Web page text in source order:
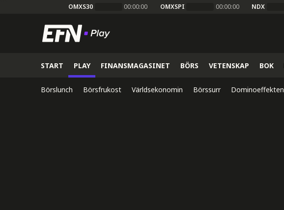
OMXS30 00:00:00 OMXSPI 00:00:00 NDX
START PLAY FINANSMAGASINET BÖRS VETENSKAP BOK
Börslunch Börsfrukost Världsekonomin Börssurr Dominoeffekten